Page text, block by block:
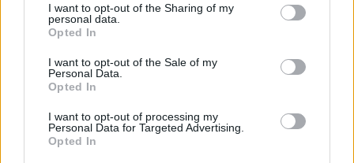
I want to opt-out of the Sharing of my
personal data.
Opted In
I want to opt-out of the Sale of my
Personal Data.
Opted In
I want to opt-out of processing my
Personal Data for Targeted Advertising.
Opted In